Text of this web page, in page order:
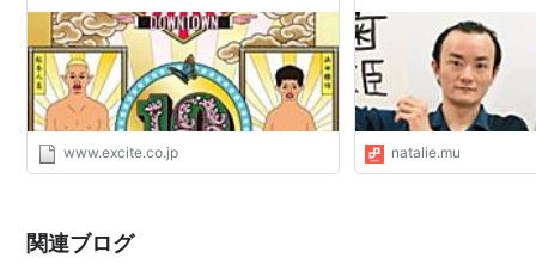
www.excite.co.jp natalie.mu
関連ブログ